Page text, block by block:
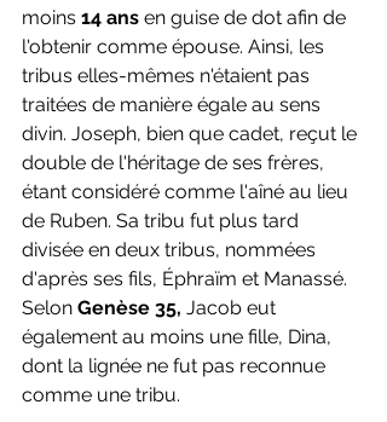
moins 14 ans en guise de dot afin de
l'obtenir comme épouse. Ainsi, les
tribus elles-mêmes n'étaient pas
traitées de manière égale au sens
divin. Joseph, bien que cadet, reçut le
double de l'héritage de ses frères,
étant considéré comme l'aîné au lieu
de Ruben. Sa tribu fut plus tard
divisée en deux tribus, nommées
d'après ses fils, Éphraïm et Manassé.
Selon Genèse 35, Jacob eut
également au moins une fille, Dina,
dont la lignée ne fut pas reconnue
comme une tribu.